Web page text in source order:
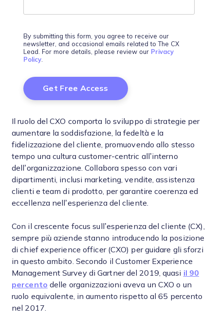
By submitting this form, you agree to receive our
newsletter, and occasional emails related to The CX
Lead. For more details, please review our Privacy
Policy.
Il ruolo del CXO comporta lo sviluppo di strategie per
aumentare la soddisfazione, la fedeltà e la
fidelizzazione del cliente, promuovendo allo stesso
tempo una cultura customer-centric all’interno
dell’organizzazione. Collabora spesso con vari
dipartimenti, inclusi marketing, vendite, assistenza
clienti e team di prodotto, per garantire coerenza ed
eccellenza nell’esperienza del cliente.
Con il crescente focus sull’esperienza del cliente (CX),
sempre più aziende stanno introducendo la posizione
di chief experience officer (CXO) per guidare gli sforzi
in questo ambito. Secondo il Customer Experience
Management Survey di Gartner del 2019, quasi il 90
percento delle organizzazioni aveva un CXO o un
ruolo equivalente, in aumento rispetto al 65 percento
nel 2017.